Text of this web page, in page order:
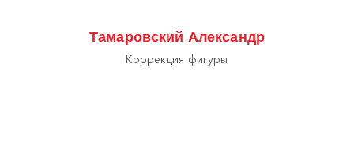
Тамаровский Александр
Коррекция фигуры